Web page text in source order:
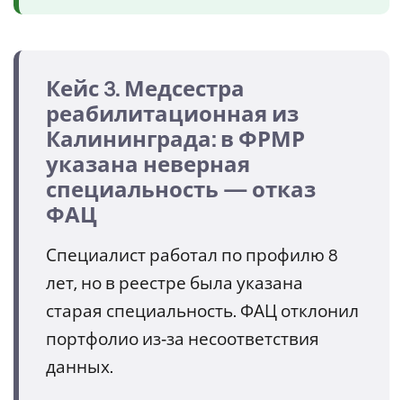
Кейс 3. Медсестра
реабилитационная из
Калининграда: в ФРМР
указана неверная
специальность — отказ
ФАЦ
Специалист работал по профилю 8
лет, но в реестре была указана
старая специальность. ФАЦ отклонил
портфолио из‑за несоответствия
данных.